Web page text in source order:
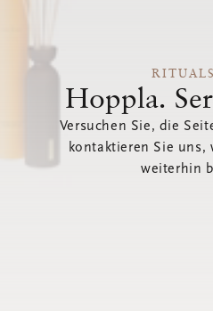
Hoppla.
Versuchen Sie, die
kontaktieren Sie uns,
weiterhin